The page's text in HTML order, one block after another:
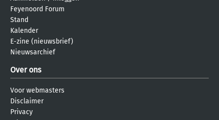
Feyenoord Forum
Stand
Kalender
E-zine (nieuwsbrief)
Nieuwsarchief
Over ons
Voor webmasters
Disclaimer
Privacy